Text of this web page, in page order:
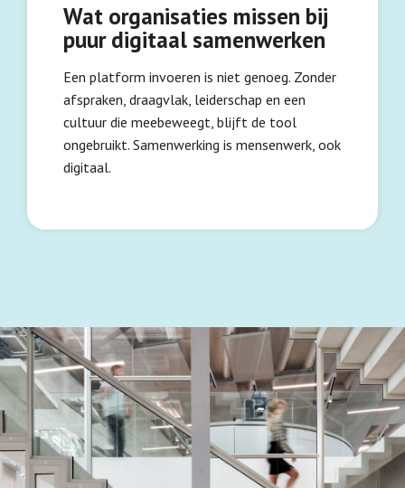
Wat organisaties missen bij
puur digitaal samenwerken
Een platform invoeren is niet genoeg. Zonder
afspraken, draagvlak, leiderschap en een
cultuur die meebeweegt, blijft de tool
ongebruikt. Samenwerking is mensenwerk, ook
digitaal.